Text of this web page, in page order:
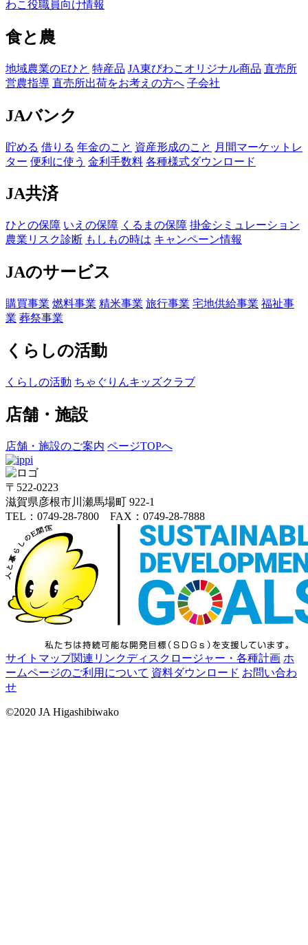
わこ役職員向け情報
食と農
地域農業のEひと 特産品 JA東びわこオリジナル商品 直売所
営農指導 直売所出荷をお考えの方へ 子会社
JAバンク
貯める 借りる 年金のこと 資産形成のこと 月間マーケットレ
ター 便利に使う 金利手数料 各種様式ダウンロード
JA共済
ひとの保障 いえの保障 くるまの保障 掛金シミュレーション
農業リスク診断 もしもの時は キャンペーン情報
JAのサービス
購買事業 燃料事業 精米事業 旅行事業 宅地供給事業 福祉事
業 葬祭事業
くらしの活動
くらしの活動 ちゃぐりんキッズクラブ
店舗・施設
店舗・施設のご案内 ページTOPへ
〒522-0223
滋賀県彦根市川瀬馬場町 922-1
TEL：0749-28-7800 FAX：0749-28-7888
サイトマップ関連リンクディスクロージャー・各種計画 ホ
ームページのご利用について 資料ダウンロード お問い合わ
せ
©2020 JA Higashibiwako